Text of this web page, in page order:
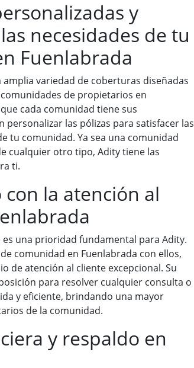
y
necesidades de tu
Fuenlabrada
amplia variedad de coberturas diseñadas
de propietarios en
cada comunidad tiene sus
personalizar las pólizas para satisfacer las
tu comunidad. Ya sea una comunidad
cualquier otro tipo, Adity tiene las
ti.
la atención al
es una prioridad fundamental para Adity.
comunidad en Fuenlabrada con ellos,
de atención al cliente excepcional. Su
para resolver cualquier consulta o
y eficiente, brindando una mayor
de la comunidad.
y respaldo en